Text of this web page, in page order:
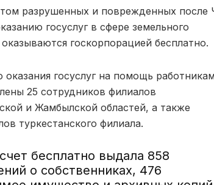
разрушенных и поврежденных после
госуслуг в сфере земельного
госкорпорацией бесплатно.
госуслуг на помощь работникам
25 сотрудников филиалов
и Жамбылской областей, а также
туркестанского филиала.
бесплатно выдала 858
о собственниках, 476